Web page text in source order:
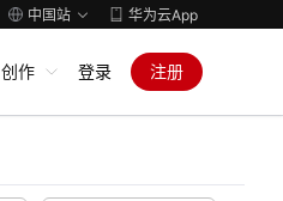
中国站 华为云App
创作 登录 注册